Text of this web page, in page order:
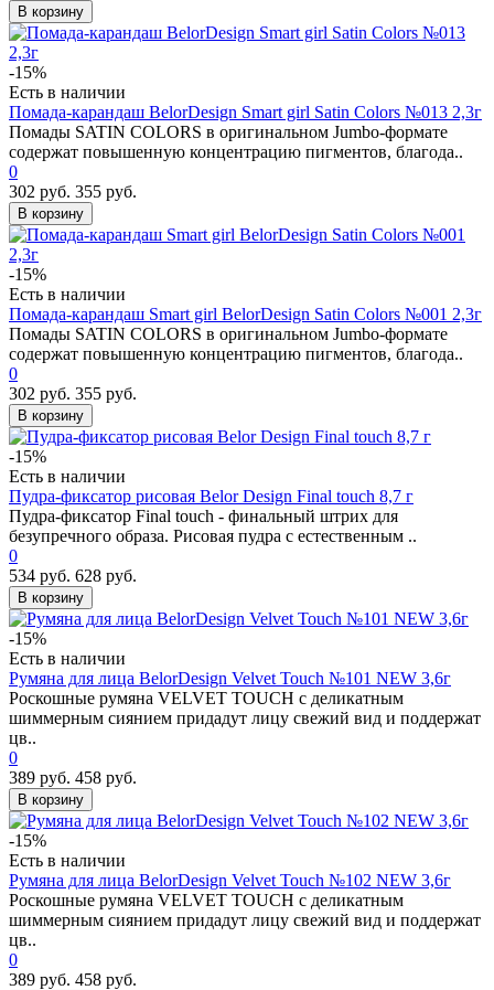
В корзину
-15%
Есть в наличии
Помада-карандаш BelorDesign Smart girl Satin Colors №013 2,3г
Помады SATIN COLORS в оригинальном Jumbo-формате
содержат повышенную концентрацию пигментов, благода..
0
302 руб. 355 руб.
В корзину
-15%
Есть в наличии
Помада-карандаш Smart girl BelorDesign Satin Colors №001 2,3г
Помады SATIN COLORS в оригинальном Jumbo-формате
содержат повышенную концентрацию пигментов, благода..
0
302 руб. 355 руб.
В корзину
-15%
Есть в наличии
Пудра-фиксатор рисовая Belor Design Final touch 8,7 г
Пудра-фиксатор Final touch - финальный штрих для
безупречного образа. Рисовая пудра с естественным ..
0
534 руб. 628 руб.
В корзину
-15%
Есть в наличии
Румяна для лица BelorDesign Velvet Touch №101 NEW 3,6г
Роскошные румяна VELVET TOUCH с деликатным
шиммерным сиянием придадут лицу свежий вид и поддержат
цв..
0
389 руб. 458 руб.
В корзину
-15%
Есть в наличии
Румяна для лица BelorDesign Velvet Touch №102 NEW 3,6г
Роскошные румяна VELVET TOUCH с деликатным
шиммерным сиянием придадут лицу свежий вид и поддержат
цв..
0
389 руб. 458 руб.